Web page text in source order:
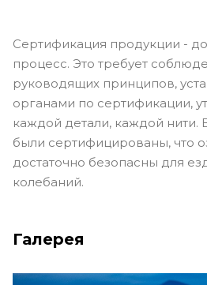
Сертификация продукции -
процесс. Это требует
руководящих принципов,
органами по сертификации,
каждой детали, каждой нити.
были сертифицированы, что
достаточно безопасны для
колебаний.
Галерея